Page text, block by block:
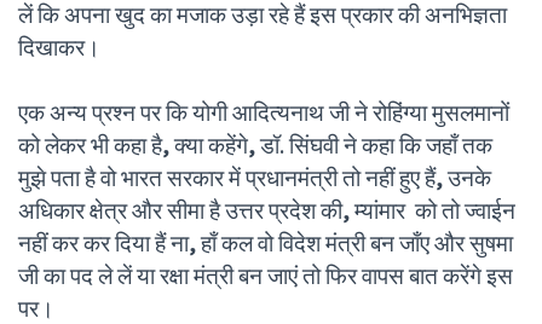
लें कि अपना खुद का मजाक उड़ा रहे हैं इस प्रकार की अनभिज्ञता
दिखाकर।
एक अन्य प्रश्न पर कि योगी आदित्यनाथ जी ने रोहिंग्या मुसलमानों
को लेकर भी कहा है,क्या कहेंगे,डॉ. सिंघवी ने कहा कि जहाँ तक
मुझे पता है वो भारत सरकार में प्रधानमंत्री तो नहीं हुए हैं,उनके
अधिकार क्षेत्र और सीमा है उत्तर प्रदेश की,म्यांमार को तो ज्वाईन
नहीं कर कर दिया हैं ना,हाँ कल वो विदेश मंत्री बन जाँए और सुषमा
जी का पद ले लें या रक्षा मंत्री बन जाएं तो फिर वापस बात करेंगे इस
पर।